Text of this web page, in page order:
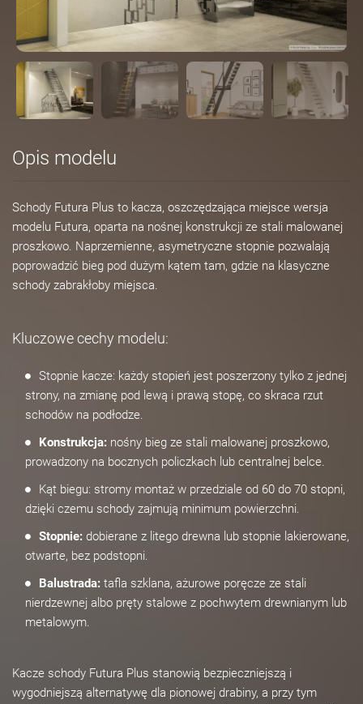
Opis modelu
Schody Futura Plus to kacza, oszczędzająca miejsce wersja
modelu Futura, oparta na nośnej konstrukcji ze stali malowanej
proszkowo. Naprzemienne, asymetryczne stopnie pozwalają
poprowadzić bieg pod dużym kątem tam, gdzie na klasyczne
schody zabrakłoby miejsca.
Kluczowe cechy modelu:
Stopnie kacze: każdy stopień jest poszerzony tylko z jednej
strony, na zmianę pod lewą i prawą stopę, co skraca rzut
schodów na podłodze.
Konstrukcja: nośny bieg ze stali malowanej proszkowo,
prowadzony na bocznych policzkach lub centralnej belce.
Kąt biegu: stromy montaż w przedziale od 60 do 70 stopni,
dzięki czemu schody zajmują minimum powierzchni.
Stopnie: dobierane z litego drewna lub stopnie lakierowane,
otwarte, bez podstopni.
Balustrada: tafla szklana, ażurowe poręcze ze stali
nierdzewnej albo pręty stalowe z pochwytem drewnianym lub
metalowym.
Kacze schody Futura Plus stanowią bezpieczniejszą i
wygodniejszą alternatywę dla pionowej drabiny, a przy tym